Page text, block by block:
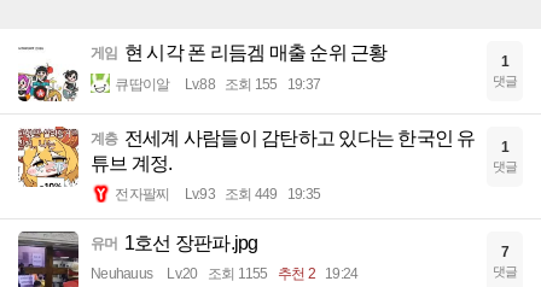
게임 현 시각 폰 리듬겜 매출 순위 근황
큐땁이알 Lv.88 조회 155 19:37
1
댓글
계층 전세계 사람들이 감탄하고 있다는 한국인 유
튜브 계정.
전자팔찌 Lv.93 조회 449 19:35
1
댓글
유머 1호선 장판파.jpg
Neuhauus Lv.20 조회 1155 추천 2 19:24
7
댓글